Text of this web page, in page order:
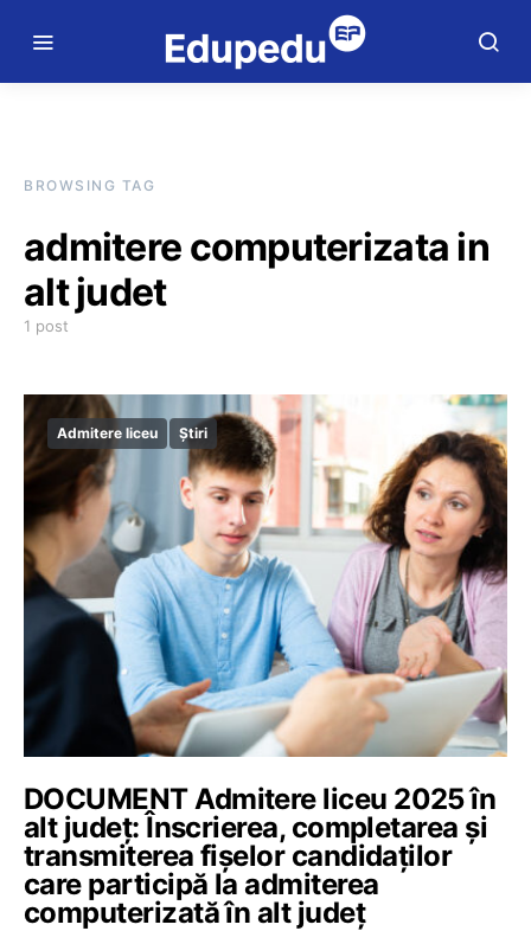
BROWSING TAG
admitere computerizata in
alt judet
1 post
Admitere liceu Știri
DOCUMENT Admitere liceu 2025 în
alt județ: Înscrierea, completarea și
transmiterea fișelor candidaților
care participă la admiterea
computerizată în alt județ